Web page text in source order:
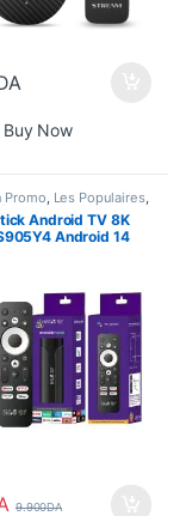
Buy Now
Promo Les Populaires,
Smart Home
Android TV 8K
Android 14
9.900DA